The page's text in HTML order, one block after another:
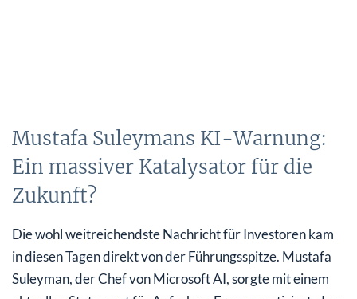
Mustafa Suleymans KI-Warnung:
Ein massiver Katalysator für die
Zukunft?
Die wohl weitreichendste Nachricht für Investoren kam
in diesen Tagen direkt von der Führungsspitze. Mustafa
Suleyman, der Chef von Microsoft AI, sorgte mit einem